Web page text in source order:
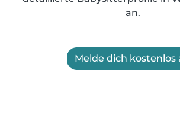
an.
Melde dich kostenlos